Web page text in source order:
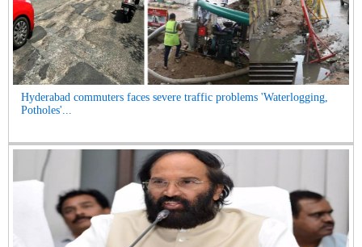
Hyderabad commuters faces severe traffic problems 'Waterlogging,
Potholes'...